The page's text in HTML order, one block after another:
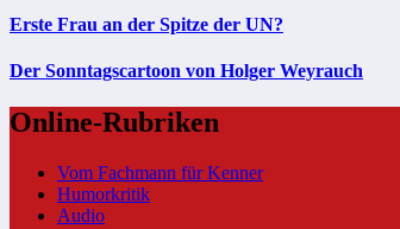
Erste Frau an der Spitze der UN?
Der Sonntagscartoon von Holger Weyrauch
Online-Rubriken
Vom Fachmann für Kenner
Humorkritik
Audio